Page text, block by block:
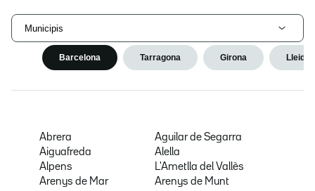
Municipis
Barcelona Tarragona Girona Lleida
Abrera
Aguilar de Segarra
Aiguafreda
Alella
Alpens
L'Ametlla del Vallès
Arenys de Mar
Arenys de Munt